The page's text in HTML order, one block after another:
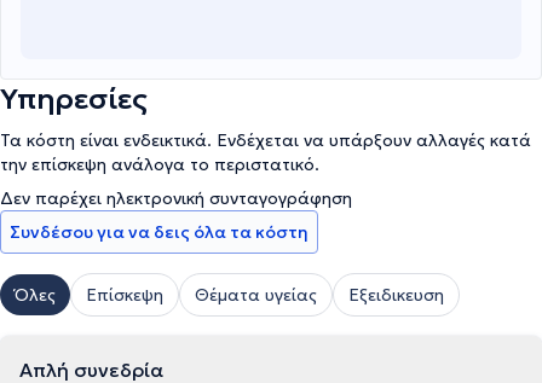
Υπηρεσίες
Τα κόστη είναι ενδεικτικά. Ενδέχεται να υπάρξουν αλλαγές κατά
την επίσκεψη ανάλογα το περιστατικό.
Δεν παρέχει ηλεκτρονική συνταγογράφηση
Συνδέσου για να δεις όλα τα κόστη
Όλες Επίσκεψη Θέματα υγείας Εξειδικευση
Απλή συνεδρία